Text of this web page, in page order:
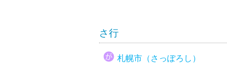
さ行
札幌市（さっぽろし）